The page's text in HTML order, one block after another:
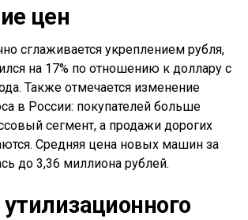
цен
сглаживается укреплением рубля,
на 17% по отношению к доллару с
Также отмечается изменение
в России: покупателей больше
сегмент, а продажи дорогих
Средняя цена новых машин за
до 3,36 миллиона рублей.